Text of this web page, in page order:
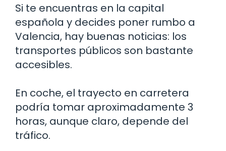
Si te encuentras en la capital
española y decides poner rumbo a
Valencia, hay buenas noticias: los
transportes públicos son bastante
accesibles.
En coche, el trayecto en carretera
podría tomar aproximadamente 3
horas, aunque claro, depende del
tráfico.